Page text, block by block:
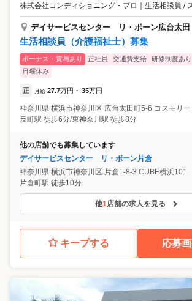
株式会社コンディショニング・プロ ｜ 生活相談員 /
デイサービスセンター リ・ボーン広台太田
生活相談員（介護福祉士）募集
ボーナス・賞与あり 正社員 交通費支給 研修制度あり
日曜休み
正 月給 27.7万円 ~ 35万円
神奈川県 横浜市神奈川区 広台太田町5-6 コスモリ
反町駅 徒歩6分/東神奈川駅 徒歩8分
他の店舗でも募集しています
デイサービスセンター リ・ボーン片倉
神奈川県 横浜市神奈川区 片倉1-8-3 CUBE横浜101
片倉町駅 徒歩10分
他1店舗の求人を見る
キープする 応募